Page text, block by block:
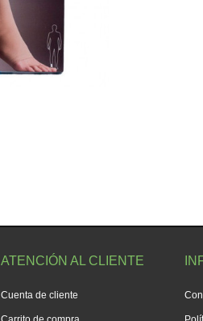
ATENCIÓN AL CLIENTE
Cuenta de cliente